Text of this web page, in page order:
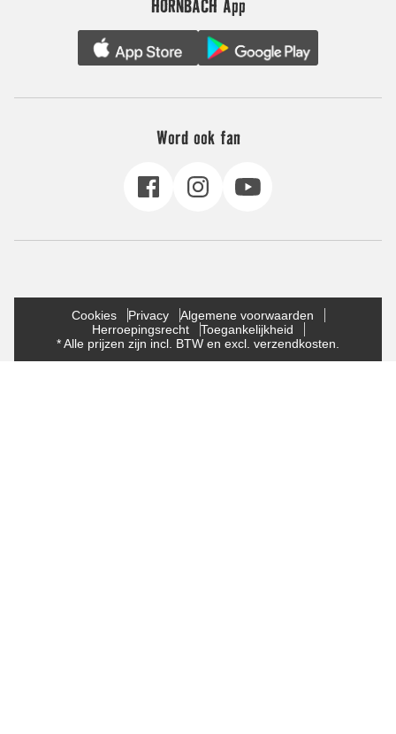
HORNBACH App
Word ook fan
Cookies Privacy
Algemene voorwaarden
Herroepingsrecht
Toegankelijkheid
* Alle prijzen zijn incl. BTW en excl. verzendkosten.